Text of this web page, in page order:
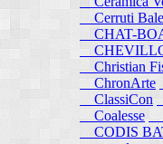
Cerruti
CHAT-
Christian
ChronArte
ClassiCon
Coalesse
CODIS